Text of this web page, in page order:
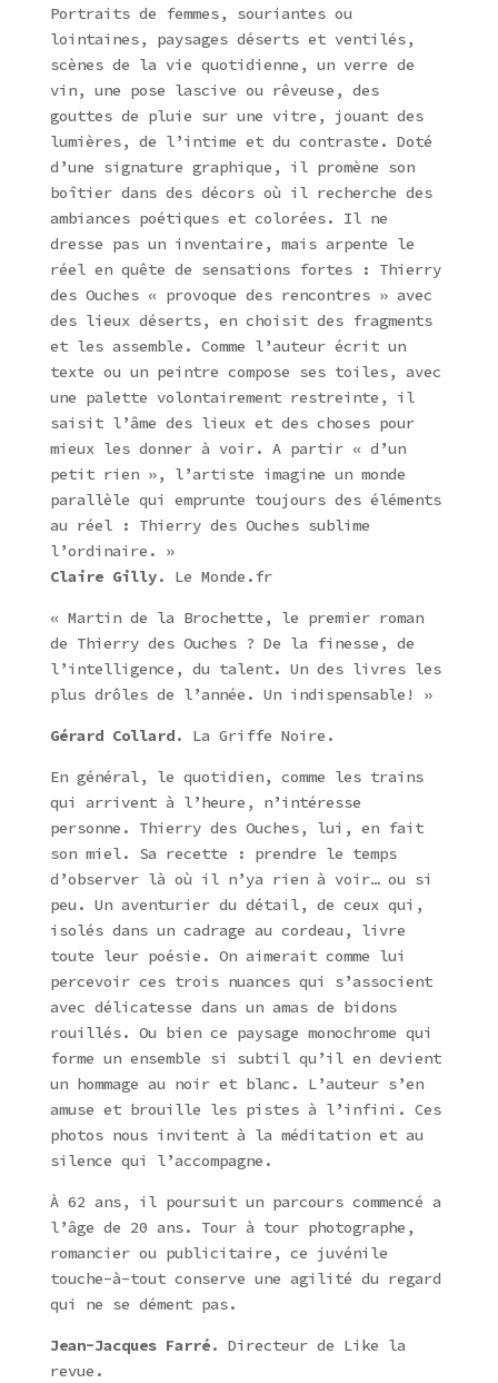
Portraits de femmes, souriantes ou
lointaines, paysages déserts et ventilés,
scènes de la vie quotidienne, un verre de
vin, une pose lascive ou rêveuse, des
gouttes de pluie sur une vitre, jouant des
lumières, de l’intime et du contraste. Doté
d’une signature graphique, il promène son
boîtier dans des décors où il recherche des
ambiances poétiques et colorées. Il ne
dresse pas un inventaire, mais arpente le
réel en quête de sensations fortes : Thierry
des Ouches « provoque des rencontres » avec
des lieux déserts, en choisit des fragments
et les assemble. Comme l’auteur écrit un
texte ou un peintre compose ses toiles, avec
une palette volontairement restreinte, il
saisit l’âme des lieux et des choses pour
mieux les donner à voir. A partir « d’un
petit rien », l’artiste imagine un monde
parallèle qui emprunte toujours des éléments
au réel : Thierry des Ouches sublime
l’ordinaire. »
Claire Gilly. Le Monde.fr
« Martin de la Brochette, le premier roman
de Thierry des Ouches ? De la finesse, de
l’intelligence, du talent. Un des livres les
plus drôles de l’année. Un indispensable! »
Gérard Collard. La Griffe Noire.
En général, le quotidien, comme les trains
qui arrivent à l’heure, n’intéresse
personne. Thierry des Ouches, lui, en fait
son miel. Sa recette : prendre le temps
d’observer là où il n’ya rien à voir… ou si
peu. Un aventurier du détail, de ceux qui,
isolés dans un cadrage au cordeau, livre
toute leur poésie. On aimerait comme lui
percevoir ces trois nuances qui s’associent
avec délicatesse dans un amas de bidons
rouillés. Ou bien ce paysage monochrome qui
forme un ensemble si subtil qu’il en devient
un hommage au noir et blanc. L’auteur s’en
amuse et brouille les pistes à l’infini. Ces
photos nous invitent à la méditation et au
silence qui l’accompagne.
À 62 ans, il poursuit un parcours commencé a
l’âge de 20 ans. Tour à tour photographe,
romancier ou publicitaire, ce juvénile
touche-à-tout conserve une agilité du regard
qui ne se dément pas.
Jean-Jacques Farré. Directeur de Like la
revue.